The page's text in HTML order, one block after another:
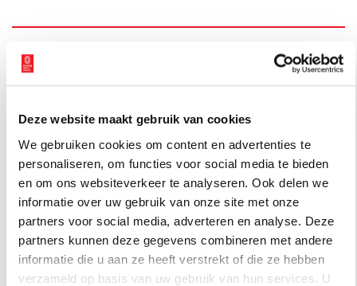
Deze website maakt gebruik van cookies
We gebruiken cookies om content en advertenties te
personaliseren, om functies voor social media te bieden
en om ons websiteverkeer te analyseren. Ook delen we
informatie over uw gebruik van onze site met onze
partners voor social media, adverteren en analyse. Deze
partners kunnen deze gegevens combineren met andere
informatie die u aan ze heeft verstrekt of die ze hebben
verzameld op basis van uw gebruik van hun services. U
Aanvullingen
Vul deze informatie aan of geef een reactie.
Vereiste velden zijn gemarkeerd met *. Het e-mailadres wordt niet
gepubliceerd.
Naam*